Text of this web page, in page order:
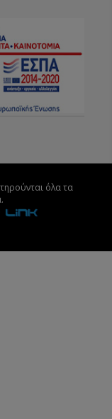
όλα τα